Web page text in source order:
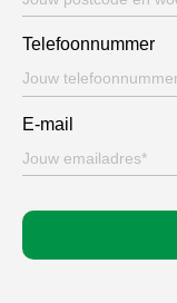
Telefoonnummer
E-mail